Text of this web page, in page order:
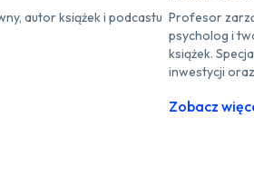
autor książek i podcastu Profesor
psycholog i
książek.
inwestycji
Zobacz